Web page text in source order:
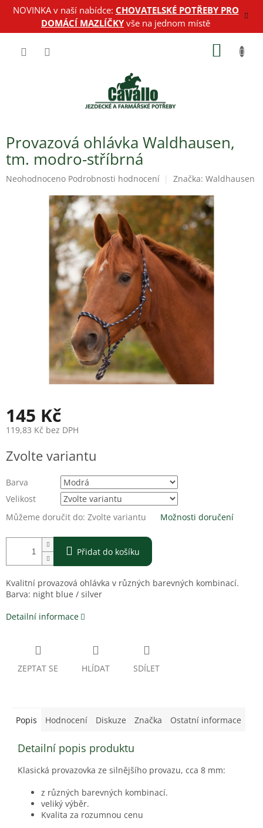
PřejítNOVINKA v naší nabídce: CHOVATELSKÉ POTŘEBY PRO
DOMÁCÍ MAZLÍČKYvše na jednom místě
Provazová ohlávka Waldhausen,
tm. modro-stříbrná
Průměrné
Neohodnoceno Podrobnosti hodnocení Značka: Waldhausen
145 Kč
119,83 Kč bez DPH
cena:
Zvolte variantu
Barva
Velikost
Můžeme doručit do: Zvolte variantu Možnosti doručení
Přidat do košíku
Kvalitní provazová ohlávka v různých barevných kombinací.
Barva: night blue / silver
Detailní informace
ZEPTAT SE HLÍDAT SDÍLET
Popis Hodnocení Diskuze Značka Ostatní informace
Detailní popis produktu
Klasická provazovka ze silnějšího provazu, cca 8 mm:
z různých barevných kombinací.
veliký výběr.
Kvalita za rozumnou cenu